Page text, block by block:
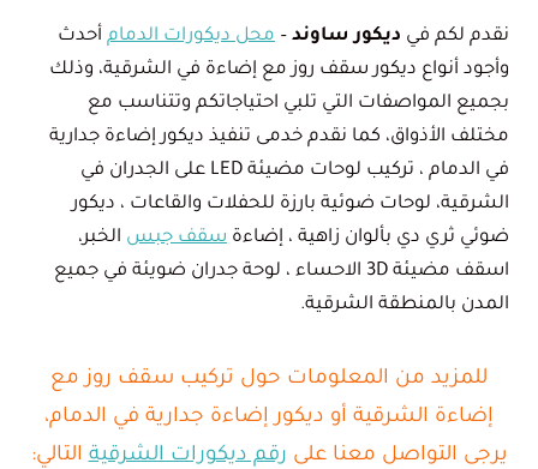
نقدم لكم في ديكور ساوند – محل ديكورات الدمام أحدث
وأجود أنواع ديكور سقف روز مع إضاءة في الشرقية، وذلك
بجميع المواصفات التي تلبي احتياجاتكم وتتناسب مع
مختلف الأذواق، كما نقدم خدمى تنفيذ ديكور إضاءة جدارية
في الدمام ، تركيب لوحات مضيئة LED على الجدران في
الشرقية، لوحات ضوئية بارزة للحفلات والقاعات ، ديكور
ضوئي ثري دي بألوان زاهية ، إضاءة سقف جبس الخبر،
اسقف مضيئة 3D الاحساء ، لوحة جدران ضويئة في جميع
المدن بالمنطقة الشرقية.
للمزيد من المعلومات حول تركيب سقف روز مع
إضاءة الشرقية أو ديكور إضاءة جدارية في الدمام،
يرجى التواصل معنا على رقم ديكورات الشرقيةالتالي: